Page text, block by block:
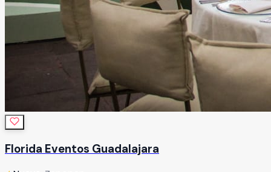
Florida Eventos Guadalajara